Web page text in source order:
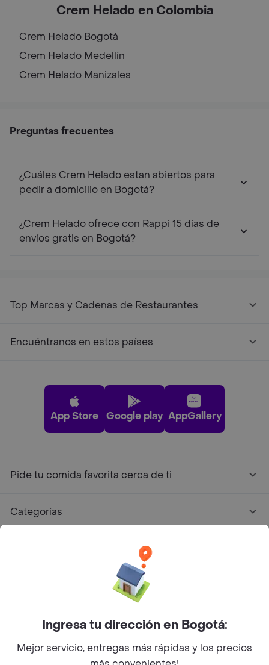
Crem Helado en Colombia
Crem Helado Bogotá
Crem Helado Medellín
Crem Helado Manizales
Preguntas frecuentes
¿Cuáles Crem Helado estan abiertos para
pedir a domicilio en Bogotá?
¿Crem Helado ofrece con Rappi 15 días de
envíos gratis en Bogotá?
Top Marcas y Cadenas de Restaurantes
Encuéntranos en estos países
App Store Google play AppGallery
Pide tu comida favorita cerca de ti
Categorías
Facebook
Twitter
Instagram
©2026Rappi Inc. All rights reserved.
Ingresa tu dirección en Bogotá:
Mejor servicio, entregas más rápidas y los precios